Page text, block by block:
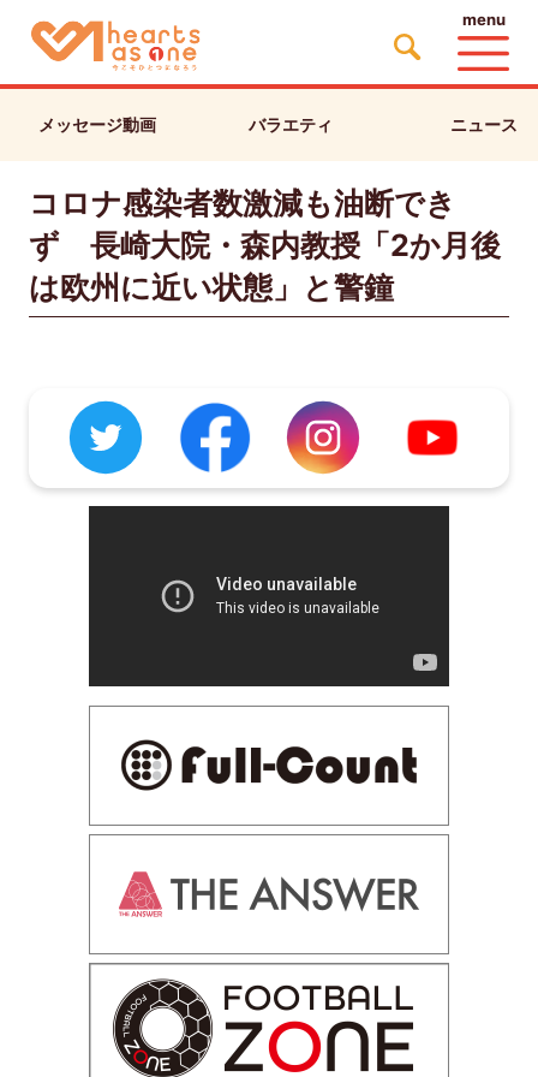
menu
メッセージ動画 バラエティ ニュース
コロナ感染者数激減も油断でき
ず 長崎大院・森内教授「2か月後
は欧州に近い状態」と警鐘